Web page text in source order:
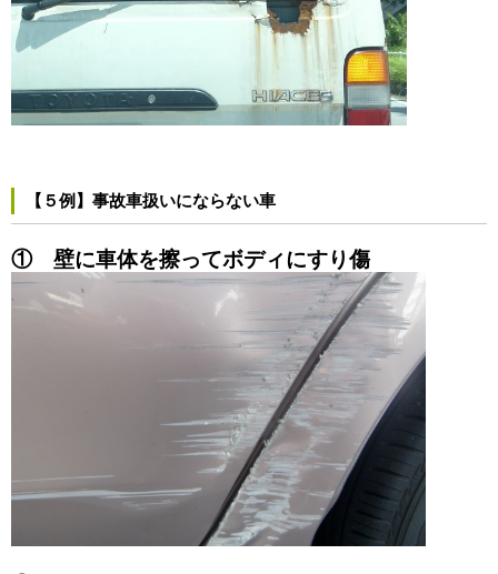
【５例】事故車扱いにならない車
① 壁に車体を擦ってボディにすり傷